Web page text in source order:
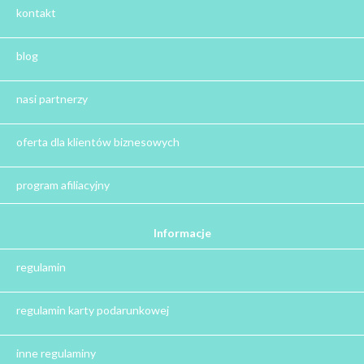
Zima
Herbata - podziękowanie dla gości
Ile gram ma łyżeczka do herbaty?
Prezent na święta
kontakt
blog
nasi partnerzy
oferta dla klientów biznesowych
program afiliacyjny
Informacje
regulamin
regulamin karty podarunkowej
inne regulaminy